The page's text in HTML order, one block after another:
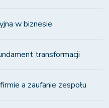
w biznesie
transformacji
a zaufanie zespołu